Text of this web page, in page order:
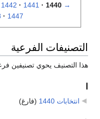
→
1440
1441
1442
1447
التصنيفات الفرعية
هذا التصنيف يحوي تصنيفين
انتخابات 1440 (فارغ)